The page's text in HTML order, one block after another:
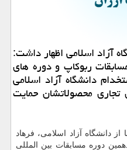
آزاد اسلامی اظهار داشت:
ربوكاپ و دوره های
دانشگاه آزاد اسلامی
محصولاتشان حمایت
دانشگاه آزاد اسلامی، فرهاد
دوره مسابقات بین المللی